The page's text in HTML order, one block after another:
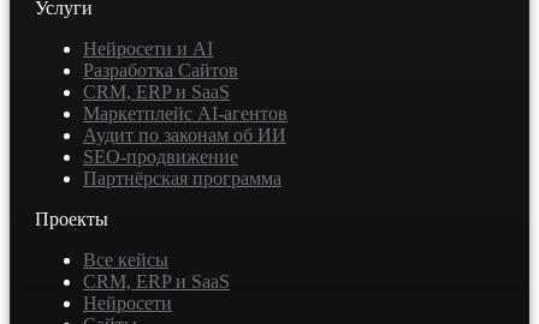
Услуги
Нейросети и AI
Разработка Сайтов
CRM, ERP и SaaS
Маркетплейс AI-агентов
Аудит по законам об ИИ
SEO-продвижение
Партнёрская программа
Проекты
Все кейсы
CRM, ERP и SaaS
Нейросети